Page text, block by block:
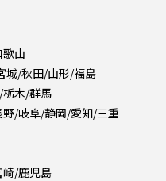
山
城/秋田/山形/福島
木/群馬
/岐阜/静岡/愛知/三重
/鹿児島